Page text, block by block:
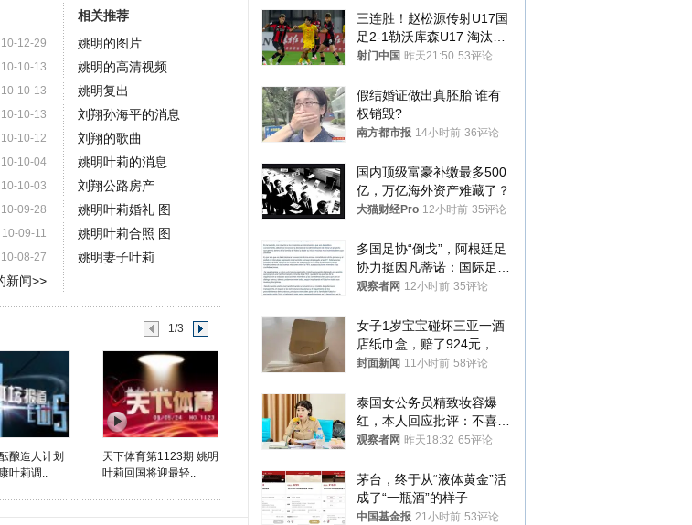
10-12-29
10-10-13
10-10-13
10-10-13
10-10-12
10-10-04
10-10-03
10-09-28
10-09-11
10-08-27
新闻>>
相关推荐
姚明的图片
姚明的高清视频
姚明复出
刘翔孙海平的消息
刘翔的歌曲
姚明叶莉的消息
刘翔公路房产
姚明叶莉婚礼 图
姚明叶莉合照 图
姚明妻子叶莉
1/3
酿造人计划
叶莉调..
天下体育第1123期 姚明
叶莉回国将迎最轻..
三连胜！赵松源传射U17国
足2-1勒沃库森U17 淘汰赛
将战河床
射门中国 昨天21:50 53评论
假结婚证做出真胚胎 谁有
权销毁?
南方都市报 14小时前 36评论
国内顶级富豪补缴最多500
亿，万亿海外资产难藏了？
大猫财经Pro 12小时前 35评论
多国足协“倒戈”，阿根廷足
协力挺因凡蒂诺：国际足联
今后应继续在其领导下前行
观察者网 12小时前 35评论
女子1岁宝宝碰坏三亚一酒
店纸巾盒，赔了924元，发
帖吐槽后酒店退还一半的
封面新闻 11小时前 58评论
泰国女公务员精致妆容爆
红，本人回应批评：不喜欢
就别看
观察者网 昨天18:32 65评论
茅台，终于从“液体黄金”活
成了“一瓶酒”的样子
中国基金报 21小时前 53评论